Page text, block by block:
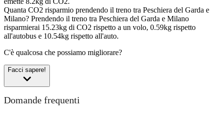
Quanta CO2 risparmio prendendo il treno tra Peschiera del Garda e
Milano? Prendendo il treno tra Peschiera del Garda e Milano
risparmierai 15.23kg di CO2 rispetto a un volo, 0.59kg rispetto
all'autobus e 10.54kg rispetto all'auto.
C'è qualcosa che possiamo migliorare?
Facci sapere!
Domande frequenti